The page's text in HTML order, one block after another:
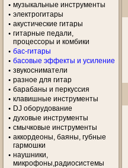
музыкальные инструменты
электрогитары
акустические гитары
гитарные педали,
процессоры и комбики
бас-гитары
басовые эффекты и усиление
звукосниматели
разное для гитар
барабаны и перкуссия
клавишные инструменты
DJ оборудование
духовые инструменты
смычковые инструменты
аккордеоны, баяны, губные
гармошки
наушники,
микрофоны,радиосистемы